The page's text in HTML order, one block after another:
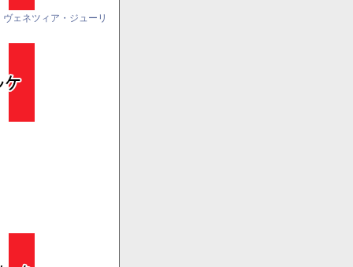
ヴェネツィア・ジューリ